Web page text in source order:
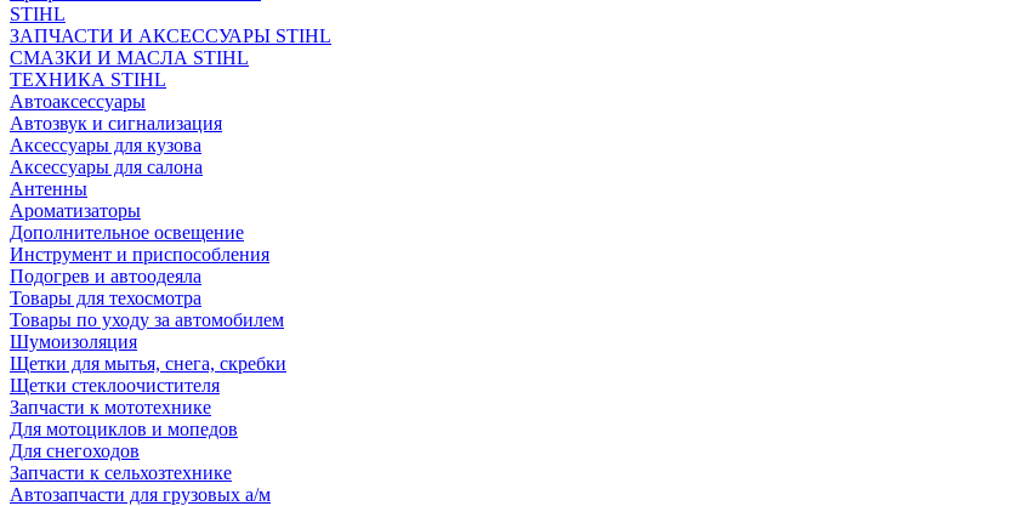
STIHL
ЗАПЧАСТИ И АКСЕССУАРЫ STIHL
СМАЗКИ И МАСЛА STIHL
ТЕХНИКА STIHL
Автоаксессуары
Автозвук и сигнализация
Аксессуары для кузова
Аксессуары для салона
Антенны
Ароматизаторы
Дополнительное освещение
Инструмент и приспособления
Подогрев и автоодеяла
Товары для техосмотра
Товары по уходу за автомобилем
Шумоизоляция
Щетки для мытья, снега, скребки
Щетки стеклоочистителя
Запчасти к мототехнике
Для мотоциклов и мопедов
Для снегоходов
Запчасти к сельхозтехнике
Автозапчасти для грузовых а/м